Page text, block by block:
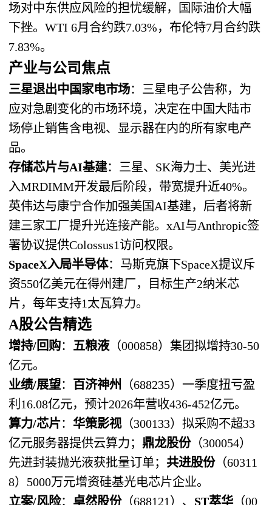
场对中东供应风险的担忧缓解，国际油价大幅
下挫。WTI 6月合约跌7.03%，布伦特7月合约跌
7.83%。
产业与公司焦点
三星退出中国家电市场：三星电子公告称，为
应对急剧变化的市场环境，决定在中国大陆市
场停止销售含电视、显示器在内的所有家电产
品。
存储芯片与AI基建：三星、SK海力士、美光进
入MRDIMM开发最后阶段，带宽提升近40%。
英伟达与康宁合作加强美国AI基建，后者将新
建三家工厂提升光连接产能。xAI与Anthropic签
署协议提供Colossus1访问权限。
SpaceX入局半导体：马斯克旗下SpaceX提议斥
资550亿美元在得州建厂，目标生产2纳米芯
片，每年支持1太瓦算力。
A股公告精选
增持/回购： 五粮液（000858）集团拟增持30-50
亿元。
业绩/展望： 百济神州
（688235）一季度扭亏盈
利16.08亿元，预计2026年营收436-452亿元。
算力/芯片：华策影视（300133）拟采购不超33
亿元服务器提供云算力； 鼎龙股份（300054）
先进封装抛光液获批量订单； 共进股份（60311
8）5000万元增资硅基光电芯片企业。
立案/风险： 卓然股份（688121）、 ST萃华 （00